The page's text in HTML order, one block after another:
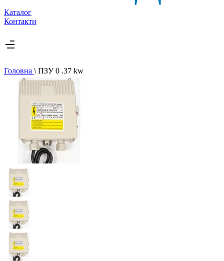
Каталог
Контакти
Головна \ ПЗУ 0 .37 kw